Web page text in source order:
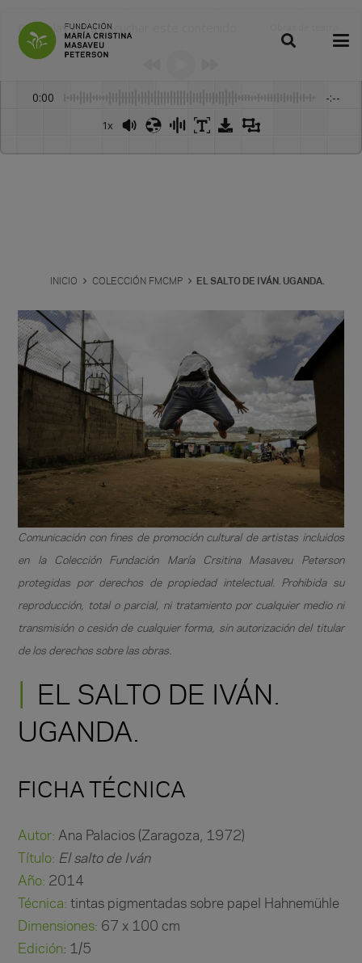
Dale play para escuchar este contenido
0:00 -:--
1x
INICIO COLECCIÓN FMCMP EL SALTO DE IVÁN. UGANDA.
Comunicación con fines de promoción cultural de artistas incluidos
en la Colección Fundación María Crsitina Masaveu Peterson
protegidas por derechos de propiedad intelectual. Prohibida su
reproducción, total o parcial, ni tratamiento por cualquier medio ni
transmisión o cesión de cualquier forma, sin autorización del titular
de los derechos sobre las obras.
EL SALTO DE IVÁN.
UGANDA.
FICHA TÉCNICA
Autor: Ana Palacios (Zaragoza, 1972)
Título: El salto de Iván
Año: 2014
Técnica: tintas pigmentadas sobre papel Hahnemühle
Dimensiones: 67 x 100 cm
Edición: 1/5